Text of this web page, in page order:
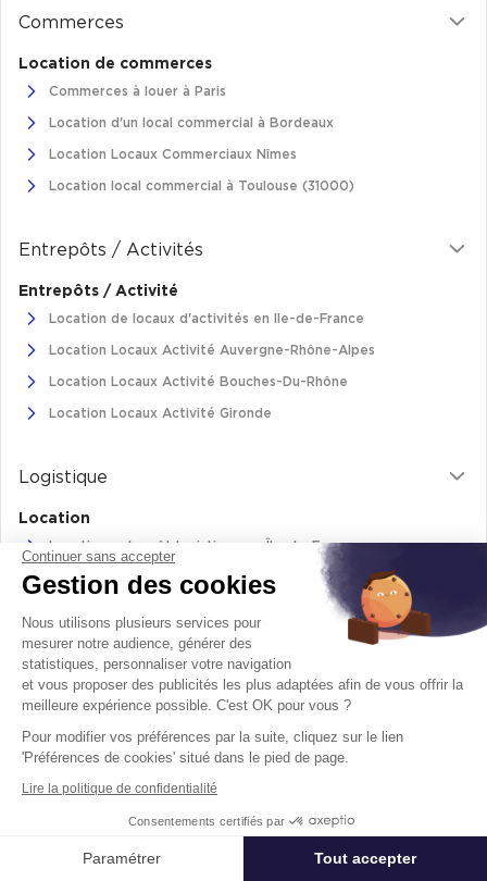
Affiner ma recherche
Commerces
Location de commerces
Commerces à louer à Paris
Location d'un local commercial à Bordeaux
Location Locaux Commerciaux Nîmes
Location local commercial à Toulouse (31000)
Entrepôts / Activités
Entrepôts / Activité
Location de locaux d'activités en Ile-de-France
Location Locaux Activité Auvergne-Rhône-Alpes
Location Locaux Activité Bouches-Du-Rhône
Location Locaux Activité Gironde
Logistique
Location
Location entrepôt logistique en Île-de-France
Location entrepôt logistique Pas-de-Calais
Location de bâtiments logistiques en Auvergne-Rhône-Alpes
Location Logistique Bouches-Du-Rhône
facebooktwitter instagramyoutube
Mentions légales Politique de cookie
Continuer sans accepter
Gestion des cookies
Nous utilisons plusieurs services pour
mesurer notre audience, générer des
statistiques, personnaliser votre navigation
et vous proposer des publicités les plus adaptées afin de vous offrir la
meilleure expérience possible. C'est OK pour vous ?
Pour modifier vos préférences par la suite, cliquez sur le lien
'Préférences de cookies' situé dans le pied de page.
Lire la politique de confidentialité
Consentements certifiés par
Paramétrer Tout accepter